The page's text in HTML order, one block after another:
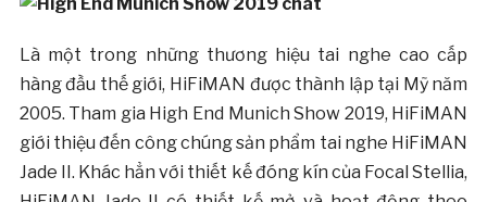
Là một trong những thương hiệu tai nghe cao cấp
hàng đầu thế giới, HiFiMAN được thành lập tại Mỹ năm
2005. Tham gia High End Munich Show 2019, HiFiMAN
giới thiệu đến công chúng sản phẩm tai nghe HiFiMAN
Jade II. Khác hẳn với thiết kế đóng kín của Focal Stellia,